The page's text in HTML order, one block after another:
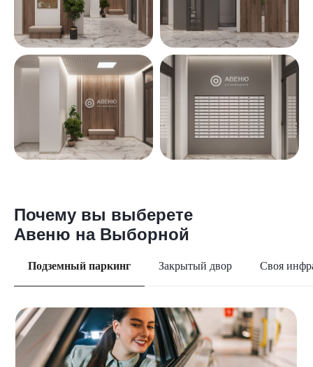
1К студия 27,4 м2
Платеж 28 814 ₽/мес
Еще варианты:
Почему вы выберете
Авеню на Выборной
Подземный паркинг Закрытый двор Своя